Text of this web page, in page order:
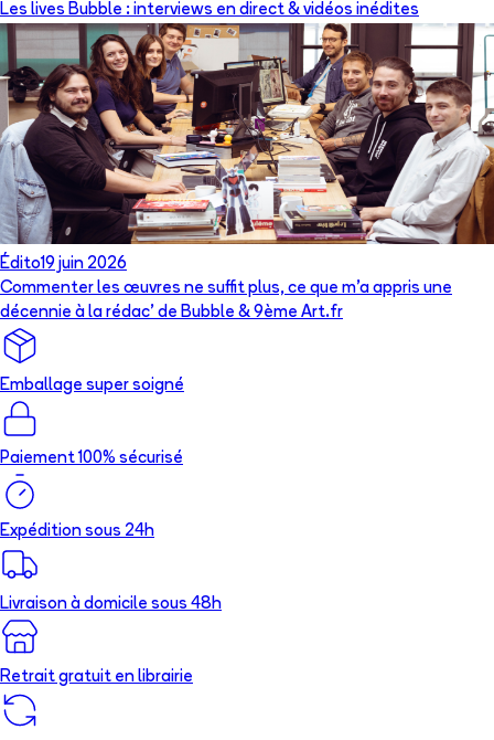
Les lives Bubble : interviews en direct & vidéos inédites
Édito19 juin 2026
Commenter les œuvres ne suffit plus, ce que m’a appris une
décennie à la rédac’ de Bubble & 9ème Art.fr
Emballage super soigné
Paiement 100% sécurisé
Expédition sous 24h
Livraison à domicile sous 48h
Retrait gratuit en librairie